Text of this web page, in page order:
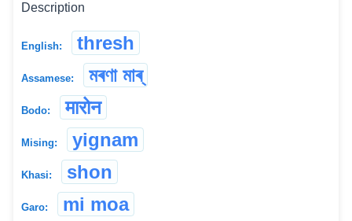
Description
English: thresh
Assamese: মৰণা মাৰ্
Bodo: मारोन
Mising: yignam
Khasi: shon
Garo: mi moa